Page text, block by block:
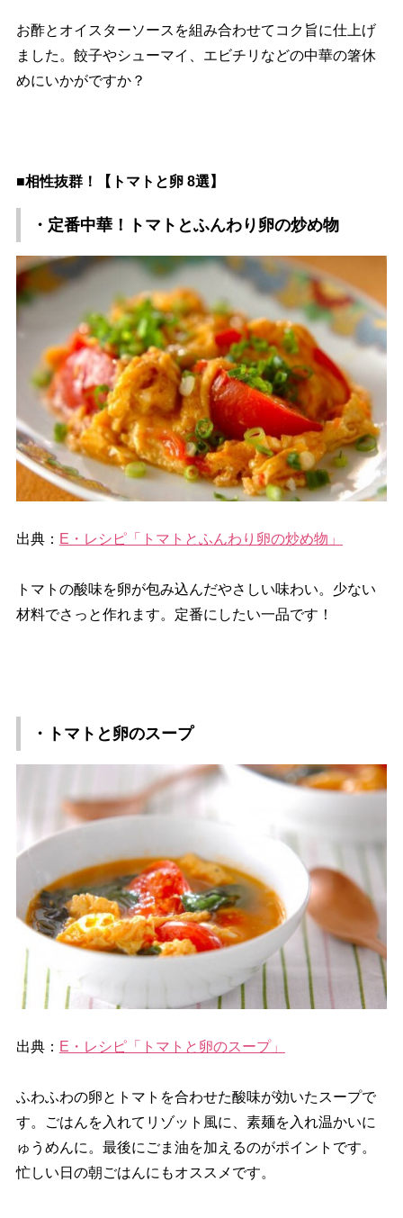
お酢とオイスターソースを組み合わせてコク旨に仕上げ
ました。餃子やシューマイ、エビチリなどの中華の箸休
めにいかがですか？
■相性抜群！【トマトと卵 8選】
・定番中華！トマトとふんわり卵の炒め物
出典： E・レシピ「トマトとふんわり卵の炒め物」
トマトの酸味を卵が包み込んだやさしい味わい。少ない
材料でさっと作れます。定番にしたい一品です！
・トマトと卵のスープ
出典： E・レシピ「トマトと卵のスープ」
ふわふわの卵とトマトを合わせた酸味が効いたスープで
す。ごはんを入れてリゾット風に、素麺を入れ温かいに
ゅうめんに。最後にごま油を加えるのがポイントです。
忙しい日の朝ごはんにもオススメです。